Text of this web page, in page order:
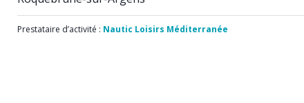
Prestataire d’activité : Nautic Loisirs Méditerranée